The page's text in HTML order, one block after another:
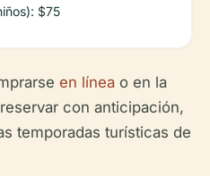
$75
en línea o en la
con anticipación,
temporadas turísticas de